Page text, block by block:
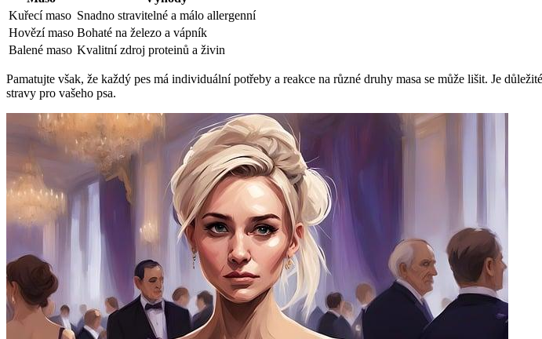
Kuřecí maso Snadno stravitelné a málo allergenní
Hovězí maso Bohaté na železo a vápník
Balené maso Kvalitní zdroj proteinů a živin
Pamatujte však, že každý pes má individuální potřeby a reakce na různé druhy masa se může lišit. Je
stravy pro vašeho psa.